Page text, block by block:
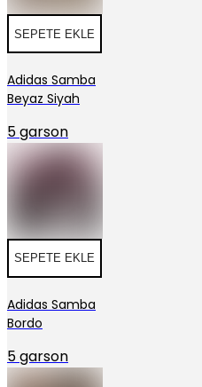
SEPETE EKLE
Adidas Samba
Beyaz Siyah
5 garson
SEPETE EKLE
Adidas Samba
Bordo
5 garson